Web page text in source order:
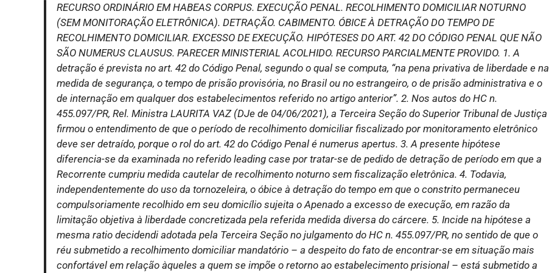
RECURSO ORDINÁRIO EM HABEAS CORPUS. EXECUÇÃO PENAL. RECOLHIMENTO DOMICILIAR NOTURNO
(SEM MONITORAÇÃO ELETRÔNICA). DETRAÇÃO. CABIMENTO. ÓBICE À DETRAÇÃO DO TEMPO DE
RECOLHIMENTO DOMICILIAR. EXCESSO DE EXECUÇÃO. HIPÓTESES DO ART. 42 DO CÓDIGO PENAL QUE NÃO
SÃO NUMERUS CLAUSUS. PARECER MINISTERIAL ACOLHIDO. RECURSO PARCIALMENTE PROVIDO. 1. A
detração é prevista no art. 42 do Código Penal, segundo o qual se computa, “na pena privativa de liberdade e na
medida de segurança, o tempo de prisão provisória, no Brasil ou no estrangeiro, o de prisão administrativa e o
de internação em qualquer dos estabelecimentos referido no artigo anterior”. 2. Nos autos do HC n.
455.097/PR, Rel. Ministra LAURITA VAZ (DJe de 04/06/2021), a Terceira Seção do Superior Tribunal de Justiça
firmou o entendimento de que o período de recolhimento domiciliar fiscalizado por monitoramento eletrônico
deve ser detraído, porque o rol do art. 42 do Código Penal é numerus apertus. 3. A presente hipótese
diferencia-se da examinada no referido leading case por tratar-se de pedido de detração de período em que a
Recorrente cumpriu medida cautelar de recolhimento noturno sem fiscalização eletrônica. 4. Todavia,
independentemente do uso da tornozeleira, o óbice à detração do tempo em que o constrito permaneceu
compulsoriamente recolhido em seu domicílio sujeita o Apenado a excesso de execução, em razão da
limitação objetiva à liberdade concretizada pela referida medida diversa do cárcere. 5. Incide na hipótese a
mesma ratio decidendi adotada pela Terceira Seção no julgamento do HC n. 455.097/PR, no sentido de que o
réu submetido a recolhimento domiciliar mandatório – a despeito do fato de encontrar-se em situação mais
confortável em relação àqueles a quem se impõe o retorno ao estabelecimento prisional – está submetido a